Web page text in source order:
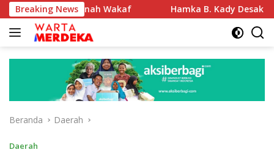
Langsung
ke
konten
Breaking News
Tanah Wakaf Hamka B. Kady Desak Evaluasi
Beranda Daerah
Daerah